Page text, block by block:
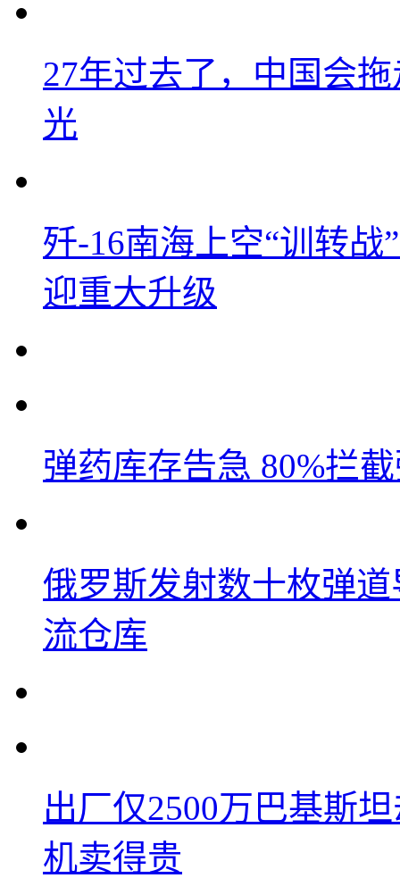
27年过去了，中国会
光
歼-16南海上空“训转
迎重大升级
弹药库存告急 80%拦
俄罗斯发射数十枚弹
流仓库
出厂仅2500万巴基斯
机卖得贵